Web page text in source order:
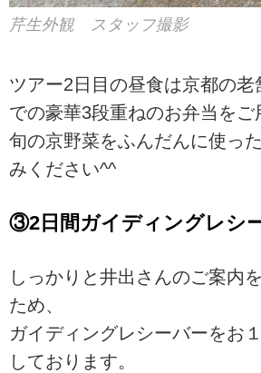
芹生外観 スタッフ撮影
ツアー2日目の昼食は京都の老
での豪華3段重ねのお弁当をご
旬の京野菜をふんだんに使っ
みください^^
③2日間ガイディングレシ
しっかりと井出さんのご案内
ため、
ガイディングレシーバーをお
しております。